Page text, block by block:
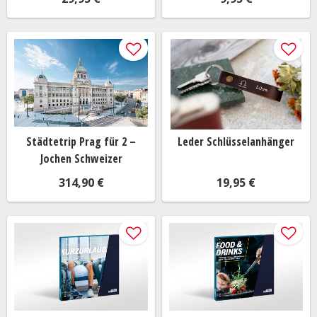
Verwandten, denn gemeinsam schenken macht noch
mehr Freude
Eine Inspiration für unvergessliche Präsente
Die Suche nach dem perfekten Geschenk für einen
besonderen Anlass kann manchmal herausfordernd
sein. Egal, ob du ein Geschenk für einenGeburtstag, eine
Hochzeit, eineEinweihung Weihnachtenoder eine
andere Feierlichkeit suchst, hier findest du Inspiration
Personalisierte Geschenkesind immer eine großartige
Wahl, um deine Liebe und Wertschätzung auszudrücken.
Du kannst ein individuell gestaltetes
Fotoalbum
erstellen, einSchmuckstück Gravurversehen
lassen oder eine maßgeschneiderte Geschenkbox
zusammenstellen.
Erlebnisgeschenkesind eine Möglichkeit, unvergessliche
Städtetrip Prag für 2 –
Jochen Schweizer
314,90 €
Leder Schlüsselanhänger
19,95 €